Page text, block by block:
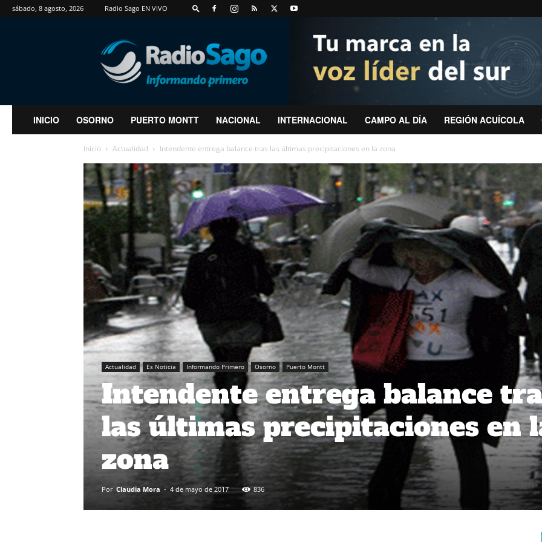
sábado, 8 agosto, 2026 Radio Sago EN VIVO
RadioSago
INICIO OSORNO PUERTO MONTT NACIONAL INTERNACIONAL CAMPO AL DÍA REGIÓN ACUÍCOLA
Inicio Actualidad Intendente entrega balance tras las últimas precipitaciones en la zona
Actualidad Es Noticia Informando Primero Osorno Puerto Montt
Intendente entrega balance
las últimas precipitaciones en
zona
Por Claudia Mora - 4 de mayo de 2017 836